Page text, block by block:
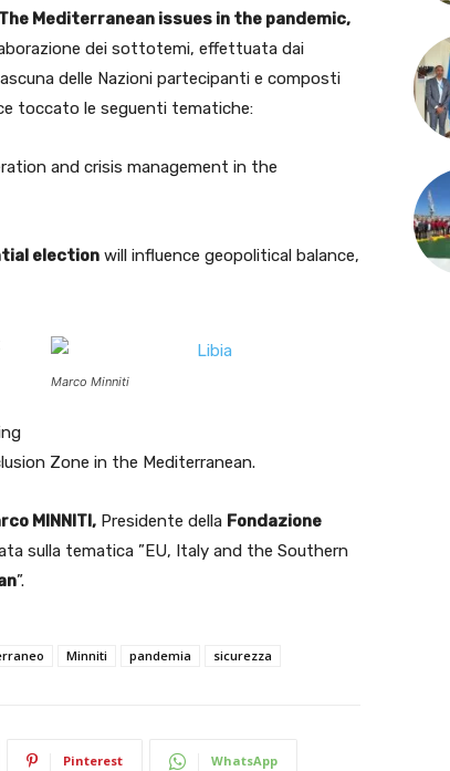
Mediterranean issues in the pandemic,
dei sottotemi, effettuata dai
delle Nazioni partecipanti e composti
toccato le seguenti tematiche:
and crisis management in the
election will influence geopolitical balance,
Marco Minniti
Zone in the Mediterranean.
MINNITI, Presidente della Fondazione
sulla tematica ”EU, Italy and the Southern
”.
Minniti pandemia sicurezza
Pinterest WhatsApp